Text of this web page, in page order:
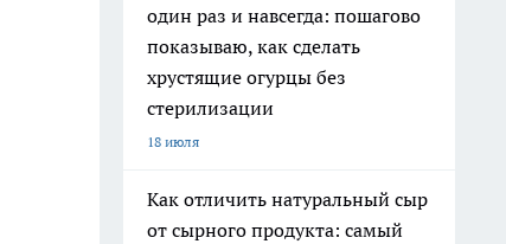
один раз и навсегда: пошагово
показываю, как сделать
хрустящие огурцы без
стерилизации
18 июля
Как отличить натуральный сыр
от сырного продукта: самый